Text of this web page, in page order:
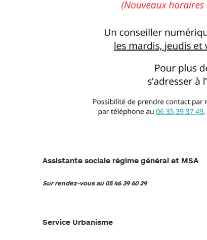
Assistante sociale régime général et MSA
Sur rendez-vous au 05 46 39 60 29
Service Urbanisme